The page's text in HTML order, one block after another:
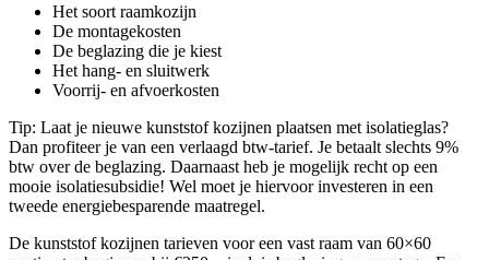
Het soort raamkozijn
De montagekosten
De beglazing die je kiest
Het hang- en sluitwerk
Voorrij- en afvoerkosten
Tip: Laat je nieuwe kunststof kozijnen plaatsen met isolatieglas?
Dan profiteer je van een verlaagd btw-tarief. Je betaalt slechts 9%
btw over de beglazing. Daarnaast heb je mogelijk recht op een
mooie isolatiesubsidie! Wel moet je hiervoor investeren in een
tweede energiebesparende maatregel.
De kunststof kozijnen tarieven voor een vast raam van 60×60